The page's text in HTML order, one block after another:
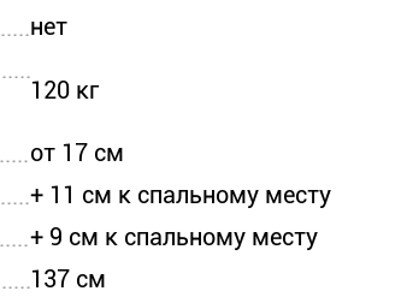
нет
120 кг
от 17 см
+ 11 см к спальному месту
+ 9 см к спальному месту
137 см